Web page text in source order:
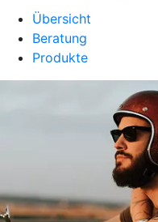
Übersicht
Beratung
Produkte